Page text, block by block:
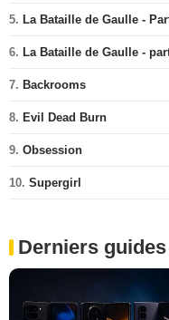
5. La Bataille de Gaulle -
6. La Bataille de Gaulle -
7. Backrooms
8. Evil Dead Burn
9. Obsession
10. Supergirl
Derniers